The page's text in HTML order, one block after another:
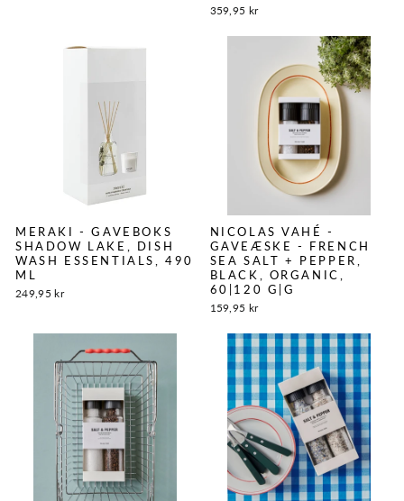
359,95 kr
MERAKI - GAVEBOKS
SHADOW LAKE, DISH
WASH ESSENTIALS, 490
ML
249,95 kr
NICOLAS VAHÉ -
GAVEÆSKE - FRENCH
SEA SALT + PEPPER,
BLACK, ORGANIC,
60|120 G|G
159,95 kr